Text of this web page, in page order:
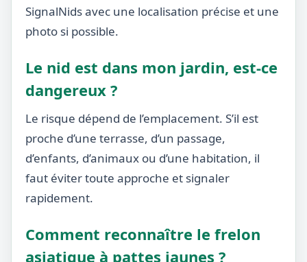
SignalNids avec une localisation précise et une
photo si possible.
Le nid est dans mon jardin, est-ce
dangereux ?
Le risque dépend de l’emplacement. S’il est
proche d’une terrasse, d’un passage,
d’enfants, d’animaux ou d’une habitation, il
faut éviter toute approche et signaler
rapidement.
Comment reconnaître le frelon
asiatique à pattes jaunes ?